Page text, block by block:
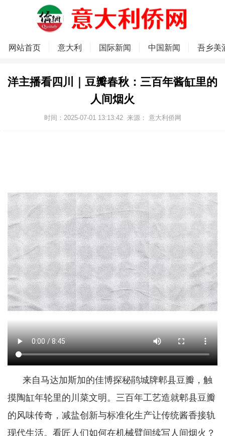
网站首页 意大利 国际新闻 中国新闻 吾乡美
洋主播看四川｜豆瓣春秋：三百年酱缸里的
人间烟火
时间：2025-07-01 13:13:42 来源： 意大利侨网
来自马达加斯加的佳博探秘鹃城牌郫县豆瓣，触
摸陶缸年轮里的川菜文明。三百年工艺造就郫县豆瓣
的风味传奇，减盐创新与标准化生产让传统酱香接轨
现代生活。看匠人们如何在机械臂间续写人间烟火？